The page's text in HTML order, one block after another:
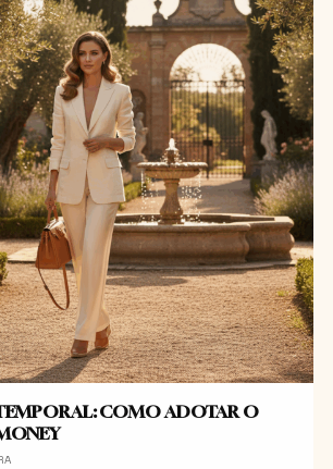
COMO ADOTAR O